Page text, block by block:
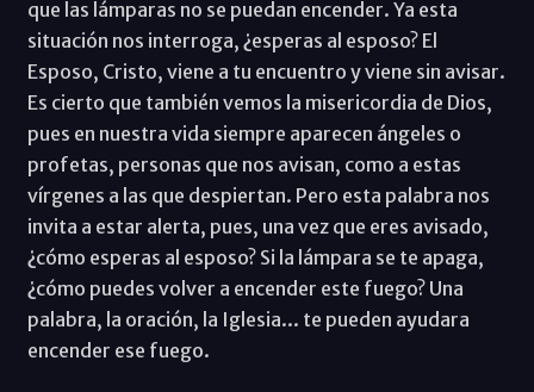
que las lámparas no se puedan encender. Ya esta
situación nos interroga, ¿esperas al esposo? El
Esposo, Cristo, viene a tu encuentro y viene sin avisar.
Es cierto que también vemos la misericordia de Dios,
pues en nuestra vida siempre aparecen ángeles o
profetas, personas que nos avisan, como a estas
vírgenes a las que despiertan. Pero esta palabra nos
invita a estar alerta, pues, una vez que eres avisado,
¿cómo esperas al esposo? Si la lámpara se te apaga,
¿cómo puedes volver a encender este fuego? Una
palabra, la oración, la Iglesia... te pueden ayudara
encender ese fuego.